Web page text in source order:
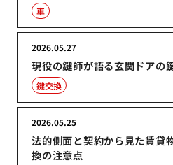
車
現役の鍵師が語る玄関ドアの
2026.05.27
鍵交換
法的側面と契約から見た賃貸
換の注意点
2026.05.25